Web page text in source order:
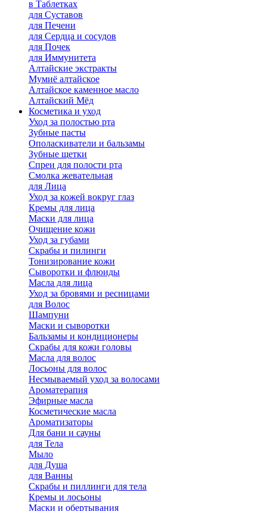
в Таблетках
для Cуставов
для Печени
для Сердца и сосудов
для Почек
для Иммунитета
Алтайские экстракты
Мумиё алтайское
Алтайское каменное масло
Алтайский Мёд
Косметика и уход
Уход за полостью рта
Зубные пасты
Ополаскиватели и бальзамы
Зубные щетки
Спреи для полости рта
Смолка жевательная
для Лица
Уход за кожей вокруг глаз
Кремы для лица
Маски для лица
Очищение кожи
Уход за губами
Скрабы и пилинги
Тонизирование кожи
Сыворотки и флюиды
Масла для лица
Уход за бровями и ресницами
для Волос
Шампуни
Маски и сыворотки
Бальзамы и кондиционеры
Скрабы для кожи головы
Масла для волос
Лосьоны для волос
Несмываемый уход за волосами
Ароматерапия
Эфирные масла
Косметические масла
Ароматизаторы
Для бани и сауны
для Тела
Мыло
для Душа
для Ванны
Скрабы и пиллинги для тела
Кремы и лосьоны
Маски и обертывания